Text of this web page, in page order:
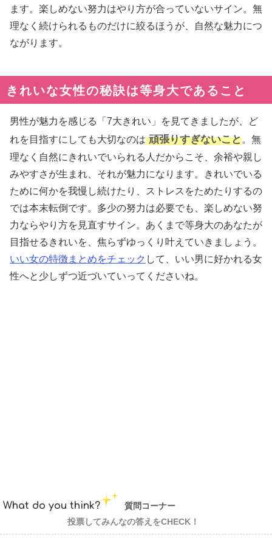
ます。楽しめない努力はやり方が合っていないサイン。無
理なく続けられるものだけに絞るほうが、自然な魅力につ
ながります。
きれいな女性の秘訣は等身大であること
男性が魅力を感じる「7大きれい」を見てきましたが、ど
れを目指すにしても大切なのは 頑張りすぎないこと。無
理なく自然にきれいでいられる人だからこそ、余裕や親し
みやすさが生まれ、それが魅力になります。きれいでいる
ために何かを我慢し続けたり、ストレスをためたりするの
では本末転倒です。多少の努力は必要でも、楽しめない努
力ならやり方を見直すサイン。あくまで等身大のあなたが
目指せるきれいを、焦らずゆっくり叶えていきましょう。
いい女の特徴まとめをチェック して、いい男に好かれる女
性へと少しずつ近づいていってくださいね。
What do you think?
質問コーナー
投票してみんなの答えをCHECK！